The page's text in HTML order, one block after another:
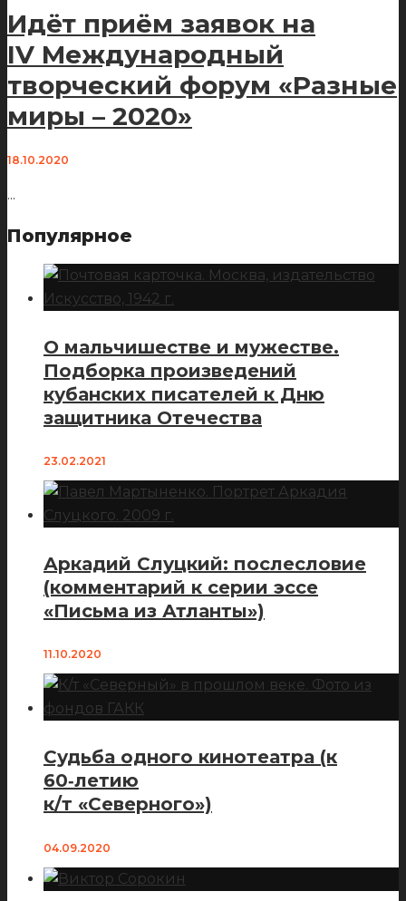
Идёт приём заявок на
IV Международный
творческий форум «Разные
миры – 2020»
18.10.2020
...
Популярное
О мальчишестве и мужестве.
Подборка произведений
кубанских писателей к Дню
защитника Отечества
23.02.2021
Аркадий Слуцкий: послесловие
(комментарий к серии эссе
«Письма из Атланты»)
11.10.2020
Судьба одного кинотеатра (к
60‑летию
к/т «Северного»)
04.09.2020